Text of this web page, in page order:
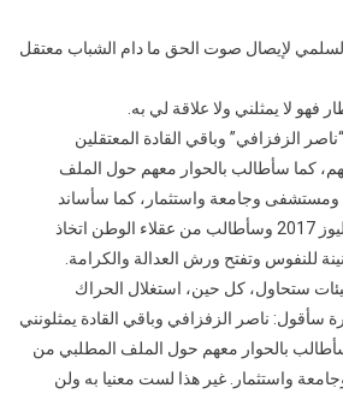
السلمي لإيصال صوت الحق ما دام الشباب معتقل
الزفزافي” وباقي القادة المعتقلين
كما سأطالب بالحوار معهم حول الملف
وجامعة واستثمار، كما سأساند
مسيرة الكرامة ليوم 20 يوليوز 2017 وسأطالب من عقلاء الوطن اتخاذ
للنفوس وتفتح ورش العدالة والكرامة.
ستحاول، كل حين، استغلال الحراك
سأقول: ناصر الزفزافي وباقي القادة يمثلونني
بالحوار معهم حول الملف المطلبي من
واستثمار. غير هذا لست معنيا به ولن